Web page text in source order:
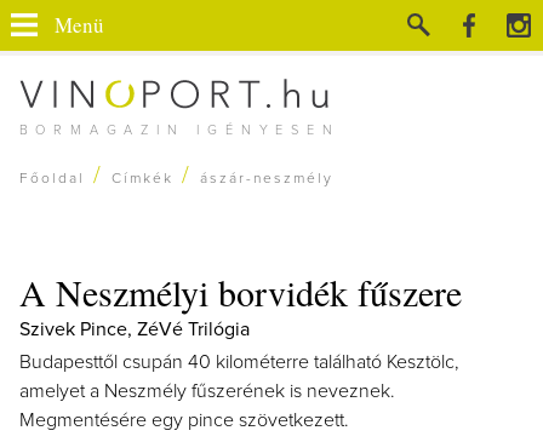
BORMAGAZIN IGÉNYESEN
Menü
Főoldal / Címkék / ászár-neszmély
A Neszmélyi borvidék fűszere
Szivek Pince, ZéVé Trilógia
Budapesttől csupán 40 kilométerre található Kesztölc,
amelyet a Neszmély fűszerének is neveznek.
Megmentésére egy pince szövetkezett.